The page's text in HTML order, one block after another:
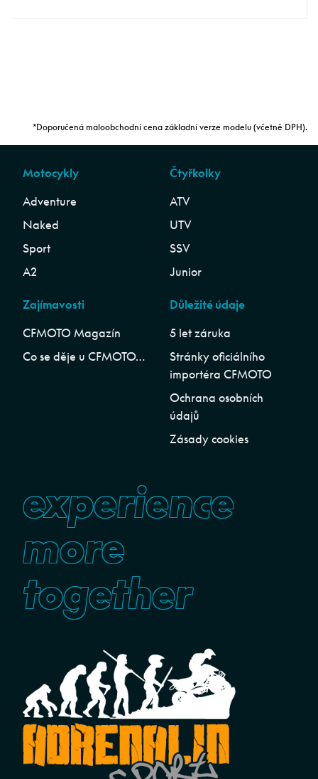
*Doporučená maloobchodní cena základní verze modelu (včetně DPH).
Motocykly
Adventure
Naked
Sport
A2
Čtyřkolky
ATV
UTV
SSV
Junior
Zajímavosti
CFMOTO Magazín
Co se děje u CFMOTO…
Důležité údaje
5 let záruka
Stránky oficiálního
importéra CFMOTO
Ochrana osobních
údajů
Zásady cookies
experience
more
together